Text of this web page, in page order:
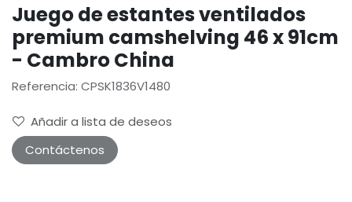
Juego de estantes ventilados
premium camshelving 46 x 91cm
- Cambro China
Referencia: CPSK1836V1480
Añadir a lista de deseos
Contáctenos